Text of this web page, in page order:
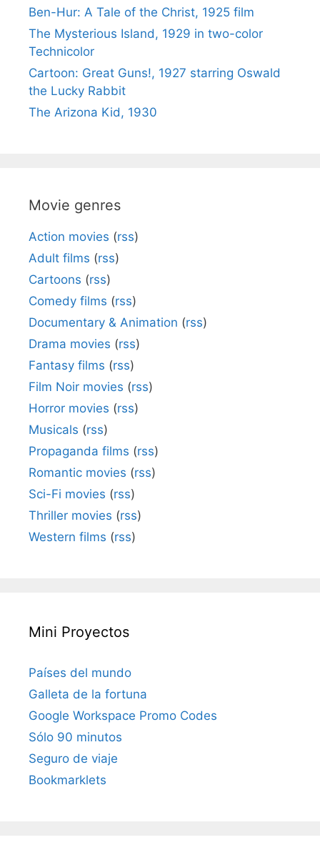
Ben-Hur: A Tale of the Christ, 1925 film
The Mysterious Island, 1929 in two-color
Technicolor
Cartoon: Great Guns!, 1927 starring Oswald
the Lucky Rabbit
The Arizona Kid, 1930
Movie genres
Action movies (rss)
Adult films (rss)
Cartoons (rss)
Comedy films (rss)
Documentary & Animation (rss)
Drama movies (rss)
Fantasy films (rss)
Film Noir movies (rss)
Horror movies (rss)
Musicals (rss)
Propaganda films (rss)
Romantic movies (rss)
Sci-Fi movies (rss)
Thriller movies (rss)
Western films (rss)
Mini Proyectos
Países del mundo
Galleta de la fortuna
Google Workspace Promo Codes
Sólo 90 minutos
Seguro de viaje
Bookmarklets